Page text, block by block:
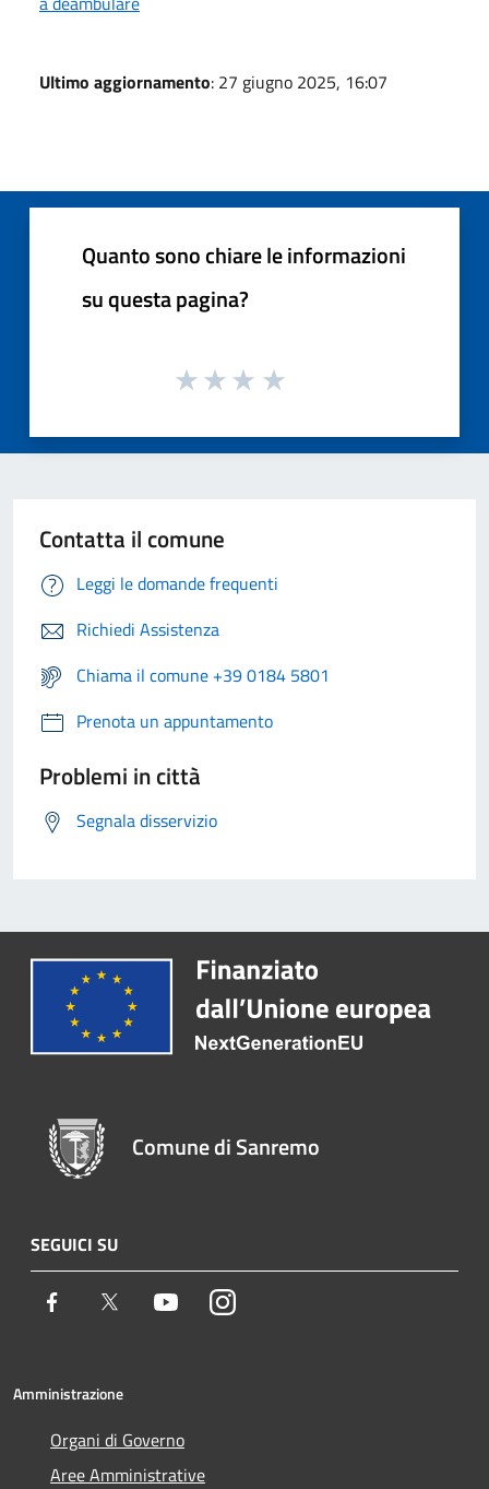
Ultimo aggiornamento: 27 giugno 2025, 16:07
Quanto sono chiare le informazioni
su questa pagina?
Contatta il comune
Leggi le domande frequenti
Richiedi Assistenza
Chiama il comune +39 0184 5801
Prenota un appuntamento
Problemi in città
Segnala disservizio
Comune di Sanremo
SEGUICI SU
Facebook Twitter YoutubeInstagram
Amministrazione
Organi di Governo
Aree Amministrative